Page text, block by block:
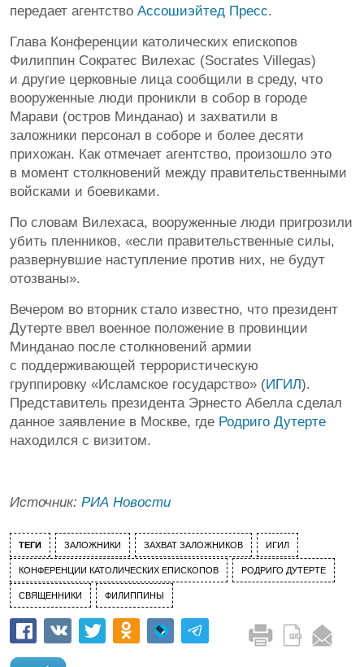
передает агентство Ассошиэйтед Пресс.
Глава Конференции католических епископов
Филиппин Сократес Вилехас (Socrates Villegas)
и другие церковные лица сообщили в среду, что
вооруженные люди проникли в собор в городе
Марави (остров Минданао) и захватили в
заложники персонал в соборе и более десяти
прихожан. Как отмечает агентство, произошло это
в момент столкновений между правительственными
войсками и боевиками.
По словам Вилехаса, вооруженные люди пригрозили
убить пленников, «если правительственные силы,
развернувшие наступление против них, не будут
отозваны».
Вечером во вторник стало известно, что президент
Дутерте ввел военное положение в провинции
Минданао после столкновений армии
с поддерживающей террористическую
группировку «Исламское государство» (ИГИЛ).
Представитель президента Эрнесто Абелла сделал
данное заявление в Москве, где Родриго Дутерте
находился с визитом.
Источник: РИА Новости
ТЕГИ ЗАЛОЖНИКИ ЗАХВАТ ЗАЛОЖНИКОВ ИГИЛ
КОНФЕРЕНЦИИ КАТОЛИЧЕСКИХ ЕПИСКОПОВ РОДРИГО ДУТЕРТЕ
СВЯЩЕННИКИ ФИЛИППИНЫ